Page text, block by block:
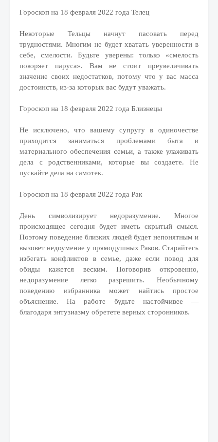
Гороскоп на 18 февраля 2022 года Телец
Некоторые Тельцы начнут пасовать перед
трудностями. Многим не будет хватать уверенности в
себе, смелости. Будьте уверены: только «смелость
покоряет паруса». Вам не стоит преувеличивать
значение своих недостатков, потому что у вас масса
достоинств, из-за которых вас будут уважать.
Гороскоп на 18 февраля 2022 года Близнецы
Не исключено, что вашему супругу в одиночестве
приходится заниматься проблемами быта и
материального обеспечения семьи, а также улаживать
дела с родственниками, которые вы создаете. Не
пускайте дела на самотек.
Гороскоп на 18 февраля 2022 года Рак
День символизирует недоразумение. Многое
происходящее сегодня будет иметь скрытый смысл.
Поэтому поведение близких людей будет непонятным и
вызовет недоумение у прямодушных Раков. Старайтесь
избегать конфликтов в семье, даже если повод для
обиды кажется веским. Поговорив откровенно,
недоразумение легко разрешить. Необычному
поведению избранника может найтись простое
объяснение. На работе будьте настойчивее —
благодаря энтузиазму обретете верных сторонников.